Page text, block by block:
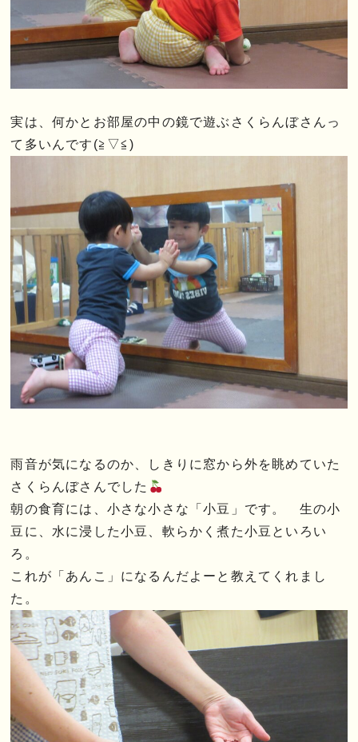
実は、何かとお部屋の中の鏡で遊ぶさくらんぼさんっ
て多いんです(≧▽≦)
雨音が気になるのか、しきりに窓から外を眺めていた
さくらんぼさんでした
朝の食育には、小さな小さな「小豆」です。 生の小
豆に、水に浸した小豆、軟らかく煮た小豆といろい
ろ。
これが「あんこ」になるんだよーと教えてくれまし
た。